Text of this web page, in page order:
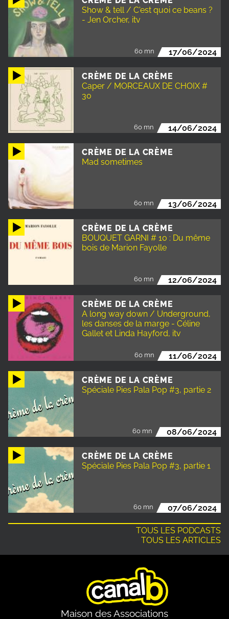
Show & tell / C'est quoi ce beans ?
- Jen Orcher, itv
60 mn 17/06/2024
CRÈME DE LA CRÈME
Caper / MORCEAUX DE CHOIX #
30
60 mn 14/06/2024
CRÈME DE LA CRÈME
Mad sometimes
60 mn 13/06/2024
CRÈME DE LA CRÈME
BOUQUET GARNI # 10 : Du même
bois de Marion Fayolle
60 mn 12/06/2024
CRÈME DE LA CRÈME
A long way down / Underground,
les danses de la marge - Céline
Gallet et Linda Hayford, itv
60 mn 11/06/2024
CRÈME DE LA CRÈME
Spéciale Pies Pala Pop #3, partie 2
60 mn 08/06/2024
CRÈME DE LA CRÈME
Spéciale Pies Pala Pop #3, partie 1
60 mn 07/06/2024
TOUS LES PODCASTS
TOUS LES ARTICLES
Maison des Associations